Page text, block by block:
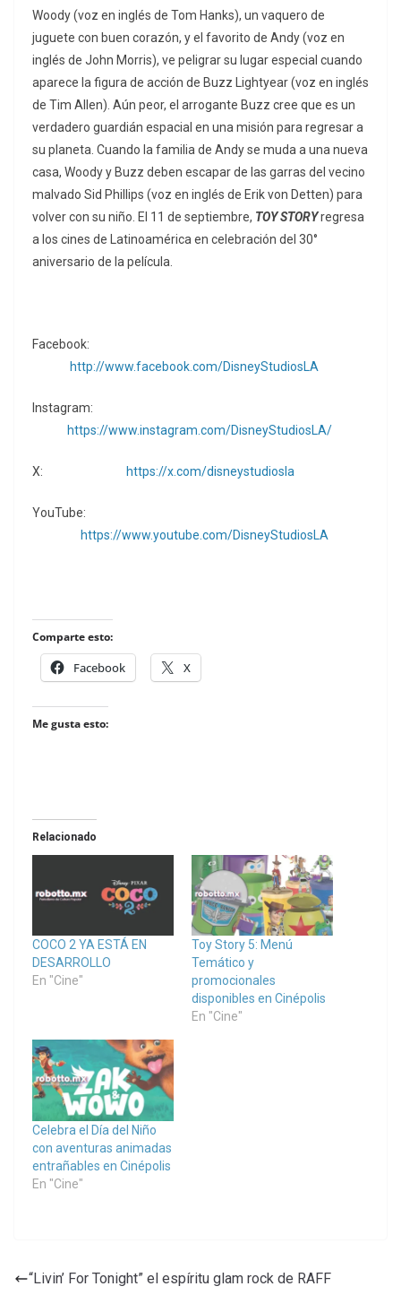
Woody (voz en inglés de Tom Hanks), un vaquero de
juguete con buen corazón, y el favorito de Andy (voz en
inglés de John Morris), ve peligrar su lugar especial cuando
aparece la figura de acción de Buzz Lightyear (voz en inglés
de Tim Allen). Aún peor, el arrogante Buzz cree que es un
verdadero guardián espacial en una misión para regresar a
su planeta. Cuando la familia de Andy se muda a una nueva
casa, Woody y Buzz deben escapar de las garras del vecino
malvado Sid Phillips (voz en inglés de Erik von Detten) para
volver con su niño. El 11 de septiembre, TOY STORYregresa
a los cines de Latinoamérica en celebración del 30°
aniversario de la película.
Facebook:
http://www.facebook.com/DisneyStudiosLA
Instagram:
https://www.instagram.com/DisneyStudiosLA/
X: https://x.com/disneystudiosla
YouTube:
https://www.youtube.com/DisneyStudiosLA
Comparte esto:
Facebook X
Me gusta esto:
Relacionado
COCO 2 YA ESTÁ EN
DESARROLLO
En "Cine"
Toy Story 5: Menú
Temático y
promocionales
disponibles en Cinépolis
En "Cine"
Celebra el Día del Niño
con aventuras animadas
entrañables en Cinépolis
En "Cine"
“Livin’ For Tonight” el espíritu glam rock de RAFF